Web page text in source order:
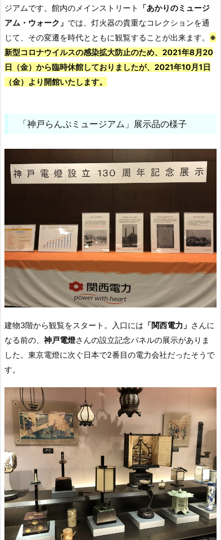
ジアムです。館内のメインストリート
「あかりのミュージ
アム・ウォーク」 では、灯火器の貴重なコレクションを通
じて、その変遷を時代とともに観覧することが出来ます。 ※
新型コロナウイルスの感染拡大防止のため、2021年8月20
日（金）から臨時休館しておりましたが、2021年10月1日
（金）より開館いたします。
「神戸らんぷミュージアム」展示品の様子
建物3階から観覧をスタート。入口には 「関西電力」 さんに
なる前の、 神戸電燈さんの設立記念パネルの展示がありま
した。東京電燈に次ぐ日本で2番目の電力会社だったそうで
す。